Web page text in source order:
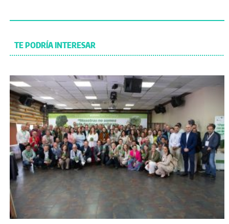
TE PODRÍA INTERESAR